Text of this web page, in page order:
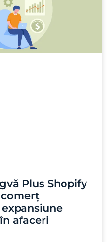
Plus Shopify
comerț
afaceri